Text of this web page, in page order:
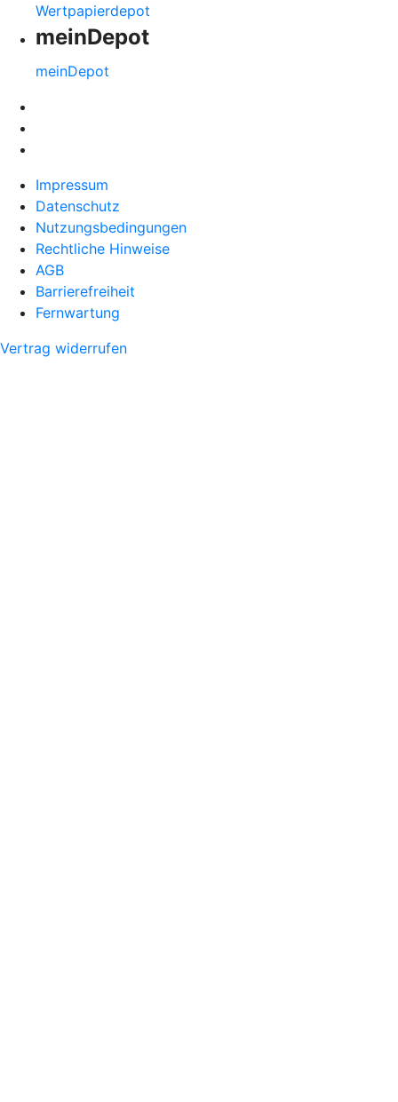
Wertpapierdepot
meinDepot
meinDepot
Impressum
Datenschutz
Nutzungsbedingungen
Rechtliche Hinweise
AGB
Barrierefreiheit
Fernwartung
Vertrag widerrufen